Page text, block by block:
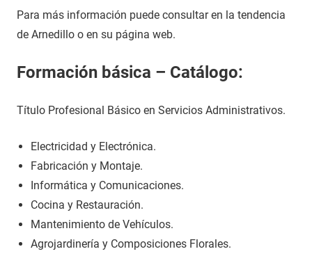
Para más información puede consultar en la tendencia
de Arnedillo o en su página web.
Formación básica – Catálogo:
Título Profesional Básico en Servicios Administrativos.
Electricidad y Electrónica.
Fabricación y Montaje.
Informática y Comunicaciones.
Cocina y Restauración.
Mantenimiento de Vehículos.
Agrojardinería y Composiciones Florales.